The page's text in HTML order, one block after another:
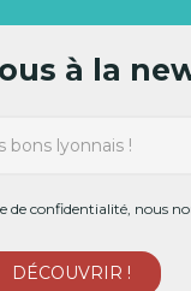
à la
confidentialité, nous